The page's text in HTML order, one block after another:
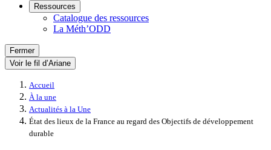
Ressources
Catalogue des ressources
La Méth’ODD
Fermer
Voir le fil d’Ariane
Accueil
À la une
Actualités à la Une
État des lieux de la France au regard des Objectifs de développement
durable